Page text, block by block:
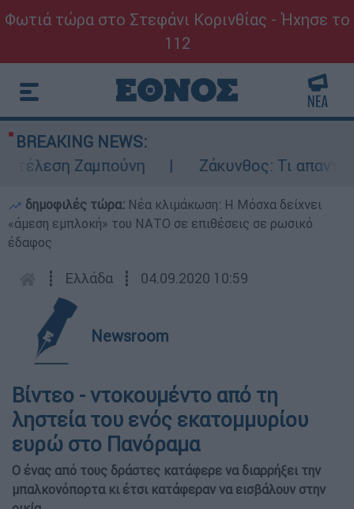
Φωτιά τώρα στο Στεφάνι Κορινθίας - Ήχησε το
112
BREAKING NEWS:
Ζαμπούνη
Ζάκυνθος: Τι απαντά
δημοφιλές τώρα: Νέα κλιμάκωση: Η Μόσχα δείχνει
«άμεση εμπλοκή» του ΝΑΤΟ σε επιθέσεις σε ρωσικό
έδαφος
┋ Ελλάδα ┋ 04.09.2020 10:59
Newsroom
Βίντεο - ντοκουμέντο από τη
ληστεία του ενός εκατομμυρίου
ευρώ στο Πανόραμα
Ο ένας από τους δράστες κατάφερε να διαρρήξει την
μπαλκονόπορτα κι έτσι κατάφεραν να εισβάλουν στην